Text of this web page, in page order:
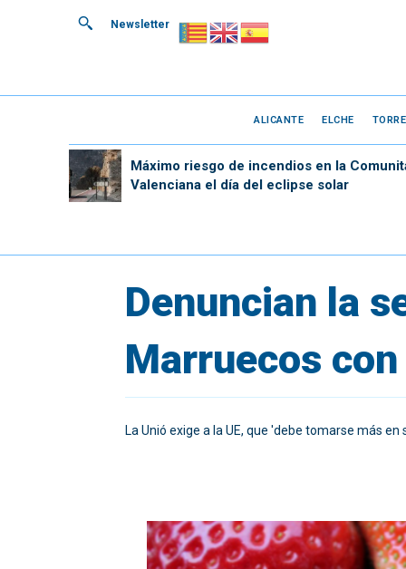
Newsletter
ALICANTE ELCHE
Máximo riesgo de incendios en la
Valenciana el día del eclipse solar
Denuncian la
Marruecos
La Unió exige a la UE, que 'debe tomarse más